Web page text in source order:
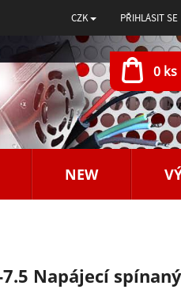
CZK PŘIHLÁSIT SE
0 ks
NEW
7.5 Napájecí